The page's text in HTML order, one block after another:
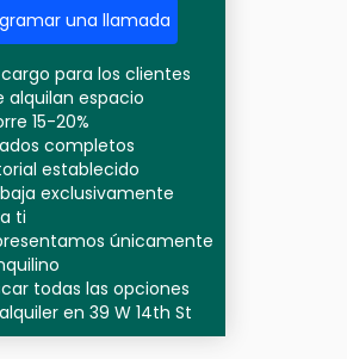
una llamada
cargo para los clientes
alquilan espacio
15-20%
completos
establecido
exclusivamente
ti
únicamente
todas las opciones
en 39 W 14th St